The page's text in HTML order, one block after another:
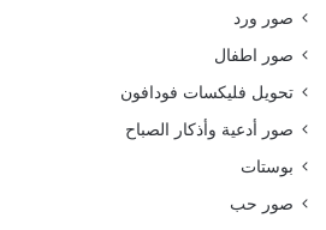
صور ورد
صور اطفال
تحويل فليكسات فودافون
صور أدعية وأذكار الصباح
بوستات
صور حب